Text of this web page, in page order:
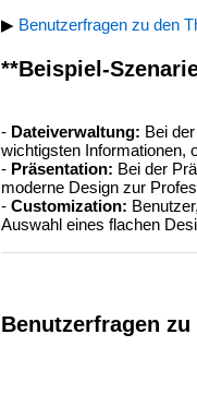
▶ Benutzerfragen zu den
**Beispiel-
- Dateiverwaltung: Bei
wichtigsten Informationen,
- Präsentation: Bei der
moderne Design zur
- Customization:
Auswahl eines flachen
Benutzerfragen